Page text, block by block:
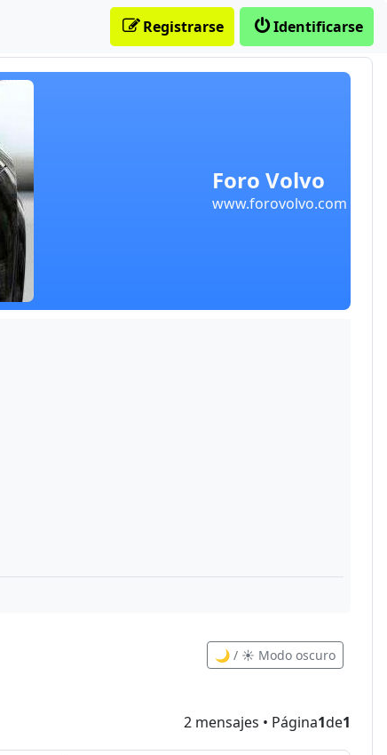
Foro Volvo
www.forovolvo.com
Identificarse
Registrarse
🌙 / ☀️ Modo oscuro
2 mensajes • Página1de1